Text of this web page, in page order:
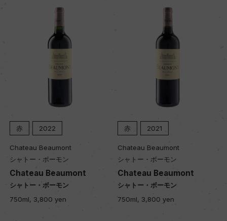
赤 2022
Chateau Beaumont
シャトー・ボーモン
Chateau Beaumont
シャトー・ボーモン
750ml, 3,800 yen
赤 2021
Chateau Beaumont
シャトー・ボーモン
Chateau Beaumont
シャトー・ボーモン
750ml, 3,800 yen